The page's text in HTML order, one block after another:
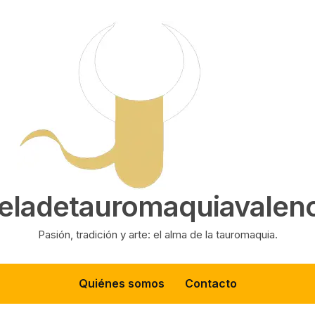
Pasión, tradición y arte: el alma de la tauromaquia.
Quiénes somos Contacto